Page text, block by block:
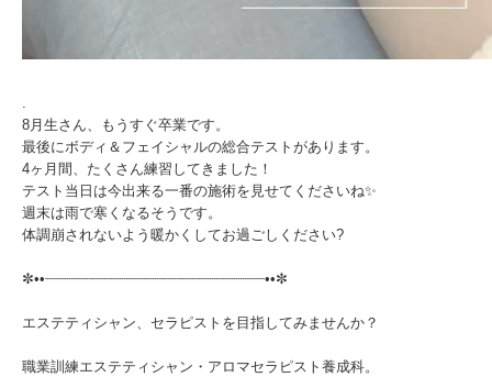
.⁡
⁡8月生さん、もうすぐ卒業です。⁡
最後にボディ＆フェイシャルの総合テストがあります。⁡
4ヶ月間、たくさん練習してきました！⁡
テスト当日は今出来る一番の施術を見せてくださいね✨⁡
⁡週末は雨で寒くなるそうです。⁡
⁡体調崩されないよう暖かくしてお過ごしください?⁡
⁡✼••┈┈┈┈┈┈┈┈┈┈┈┈┈┈┈┈┈┈┈┈┈┈┈┈┈••✼
エステティシャン、セラピストを目指してみませんか？
職業訓練エステティシャン・アロマセラピスト養成科。